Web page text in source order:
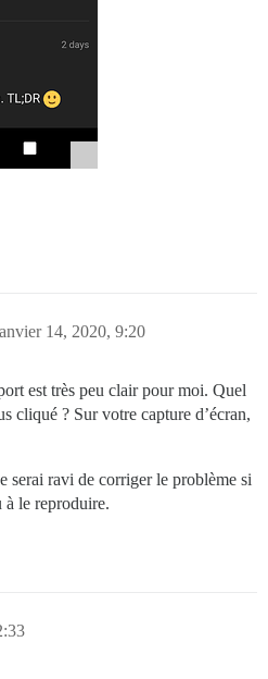
14, 2020, 9:20
est très peu clair pour moi. Quel
cliqué ? Sur votre capture d’écran,
serai ravi de corriger le problème si
à le reproduire.